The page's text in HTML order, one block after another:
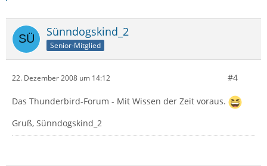
Sünndogskind_2
Senior-Mitglied
22. Dezember 2008 um 14:12 #4
Das Thunderbird-Forum - Mit Wissen der Zeit voraus.
Gruß, Sünndogskind_2